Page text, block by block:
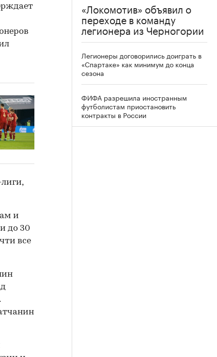
и
до 30
все
«Локомотив» объявил о
переходе в команду
легионера из Черногории
Легионеры договорились доиграть в
«Спартаке» как минимум до конца
сезона
ФИФА разрешила иностранным
футболистам приостановить
контракты в России